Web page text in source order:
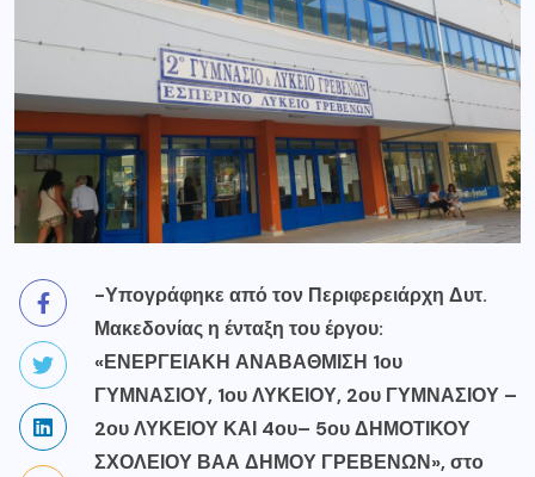
-Υπογράφηκε από τον Περιφερειάρχη Δυτ.
Μακεδονίας η ένταξη του έργου:
«ΕΝΕΡΓΕΙΑΚΗ ΑΝΑΒΑΘΜΙΣΗ 1ου
ΓΥΜΝΑΣΙΟΥ, 1ου ΛΥΚΕΙΟΥ, 2ου ΓΥΜΝΑΣΙΟΥ –
2ου ΛΥΚΕΙΟΥ ΚΑΙ 4ου– 5ου ΔΗΜΟΤΙΚΟΥ
ΣΧΟΛΕΙΟΥ ΒΑΑ ΔΗΜΟΥ ΓΡΕΒΕΝΩΝ», στο